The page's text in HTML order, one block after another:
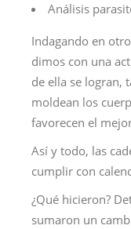
Análisis
Indagando en
dimos con una
de ella se logran,
moldean los
favorecen el
Así y todo, las
cumplir con
¿Qué hicieron?
sumaron un